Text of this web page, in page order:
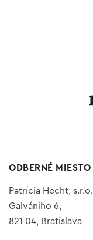
ODBERNÉ MIESTO
Patrícia Hecht, s.r.o.
Galvániho 6,
821 04, Bratislava